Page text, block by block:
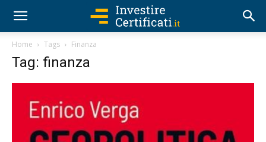
Home Tags Finanza
Tag: finanza